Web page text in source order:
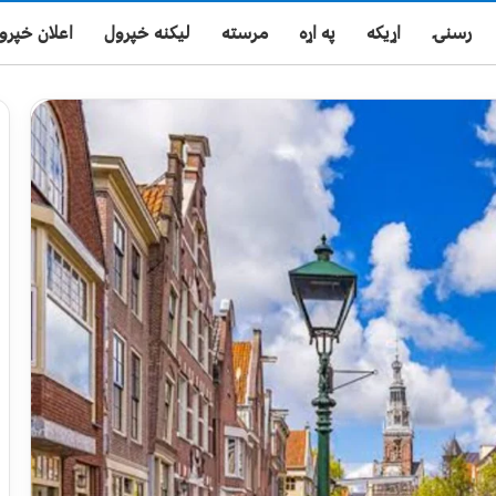
رسنۍ اړیکه په اړه مرسته لیکنه خپرول اعلان